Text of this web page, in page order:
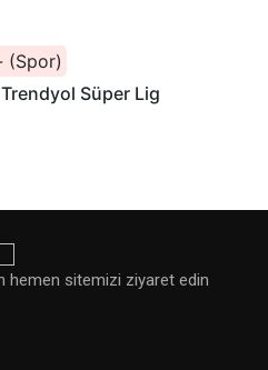
(Spor)
Süper Lig
hemen sitemizi ziyaret edin